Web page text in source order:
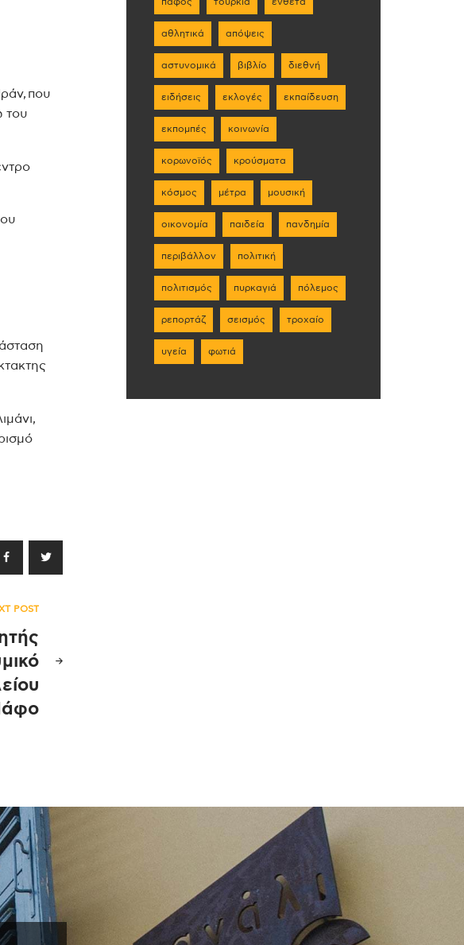
που
του
POST
αθλητικά απόψεις
αστυνομικά βιβλίο διεθνή
ειδήσεις εκλογές εκπαίδευση
εκπομπές κοινωνία
κορωνοϊός κρούσματα
κόσμος μέτρα μουσική
οικονομία παιδεία πανδημία
περιβάλλον πολιτική
πολιτισμός πυρκαγιά πόλεμος
ρεπορτάζ σεισμός τροχαίο
υγεία φωτιά